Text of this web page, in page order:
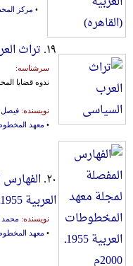
• مرکز
۱۹. تراث
سرشناسه:
ندوه قضایا المخطوطات
نویسنده: فیصل
• معهد
۲۰.
العربیة 1955ـ 2000م
نویسنده: محمد
• معهد